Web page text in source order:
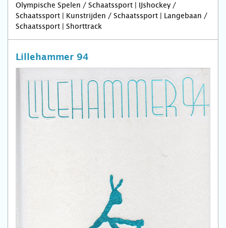
Olympische Spelen / Schaatssport | IJshockey /
Schaatssport | Kunstrijden / Schaatssport | Langebaan /
Schaatssport | Shorttrack
Lillehammer 94